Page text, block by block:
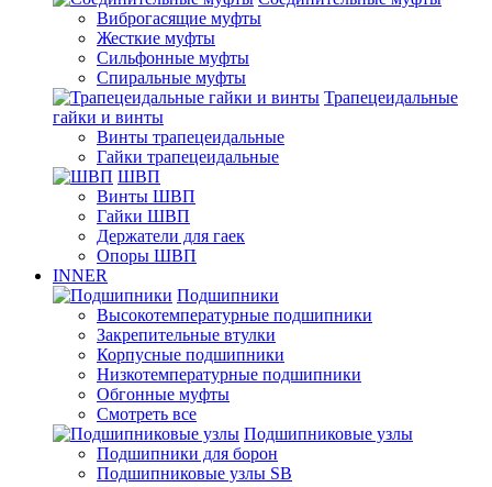
Виброгасящие муфты
Жесткие муфты
Сильфонные муфты
Спиральные муфты
Трапецеидальные
гайки и винты
Винты трапецеидальные
Гайки трапецеидальные
ШВП
Винты ШВП
Гайки ШВП
Держатели для гаек
Опоры ШВП
INNER
Подшипники
Высокотемпературные подшипники
Закрепительные втулки
Корпусные подшипники
Низкотемпературные подшипники
Обгонные муфты
Смотреть все
Подшипниковые узлы
Подшипники для борон
Подшипниковые узлы SB